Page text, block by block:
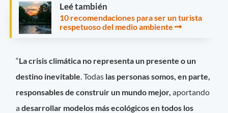
Leé también
10 recomendaciones para ser un turista
respetuoso del medio ambiente
“La crisis climática no representa un presente o un
destino inevitable . Todas las personas somos, en parte,
responsables de construir un mundo mejor, aportando
adesarrollar modelos más ecológicos en todos los